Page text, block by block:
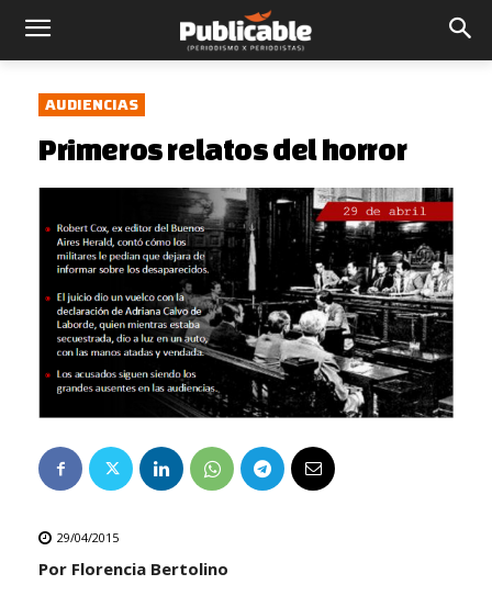
AUDIENCIAS
Primeros relatos del horror
29/04/2015
Por Florencia Bertolino